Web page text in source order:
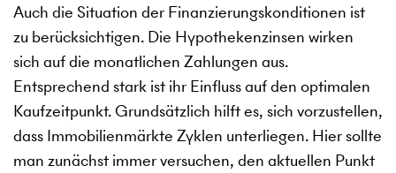
Auch die Situation der Finanzierungskonditionen ist
zu berücksichtigen. Die Hypothekenzinsen wirken
sich auf die monatlichen Zahlungen aus.
Entsprechend stark ist ihr Einfluss auf den optimalen
Kaufzeitpunkt. Grundsätzlich hilft es, sich vorzustellen,
dass Immobilienmärkte Zyklen unterliegen. Hier sollte
man zunächst immer versuchen, den aktuellen Punkt